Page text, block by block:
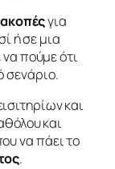
για
ή σε μια
πούμε ότι
σενάριο.
και
και
να πάει το
.